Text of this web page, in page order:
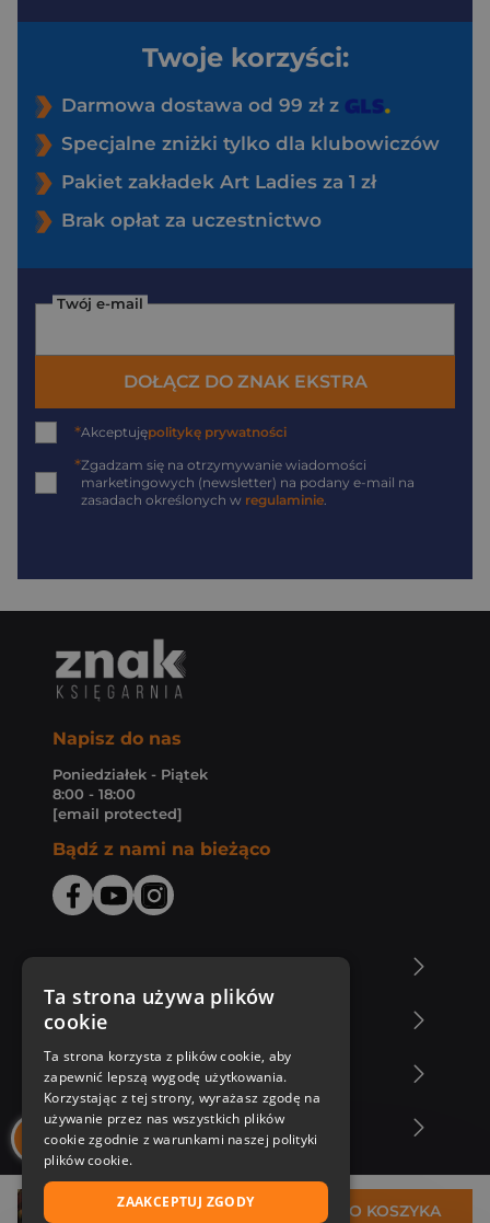
40,39 zł DO KOSZYKA
Twoje korzyści:
Darmowa dostawa od 99 zł z
Specjalne zniżki tylko dla klubowiczów
Pakiet zakładek Art Ladies za 1 zł
Brak opłat za uczestnictwo
Twój e-mail
DOŁĄCZ DO ZNAK EKSTRA
*Akceptujępolitykę prywatności
*Zgadzam się na otrzymywanie wiadomości
marketingowych (newsletter) na podany e-mail na
zasadach określonych w regulaminie.
Napisz do nas
Poniedziałek - Piątek
8:00 - 18:00
[email protected]
Bądź z nami na bieżąco
Zakupy u nas
Nasza oferta
Nasi autorzy
Ta strona używa plików
cookie
Ta strona korzysta z plików cookie, aby
zapewnić lepszą wygodę użytkowania.
Korzystając z tej strony, wyrażasz zgodę na
używanie przez nas wszystkich plików
cookie zgodnie z warunkami naszej polityki
plików cookie.
ZAAKCEPTUJ ZGODY